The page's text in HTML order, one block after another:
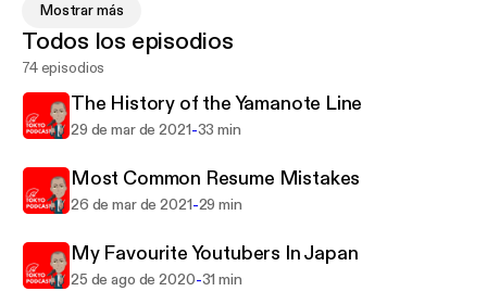
Since the whole world is stuck at home under
quarantine thanks to the coronavirus, now seemed
like the perfect time to bring you some fresh,
updated content on life in Japanland.
Mostrar más
Todos los episodios
74 episodios
The History of the Yamanote Line
29 de mar de 2021-33 min
Most Common Resume Mistakes
26 de mar de 2021-29 min
My Favourite Youtubers In Japan
25 de ago de 2020-31 min